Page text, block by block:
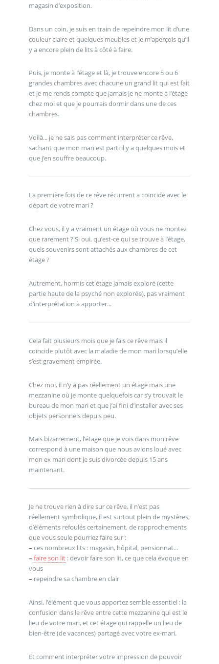
magasin d’exposition.
Dans un coin, je suis en train de repeindre mon lit d’une
couleur claire et quelques meubles et je m’aperçois qu’il
y a encore plein de lits à côté à faire.
Puis, je monte à l’étage et là, je trouve encore 5 ou 6
grandes chambres avec chacune un grand lit qui est fait
et je me rends compte que jamais je ne monte à l’étage
chez moi et que je pourrais dormir dans une de ces
chambres.
Voilà... je ne sais pas comment interpréter ce rêve,
sachant que mon mari est parti il y a quelques mois et
que j’en souffre beaucoup.
La première fois de ce rêve récurrent a coïncidé avec le
départ de votre mari ?
Chez vous, il y a vraiment un étage où vous ne montez
que rarement ? Si oui, qu’est-ce qui se trouve à l’étage,
quels souvenirs sont attachés aux chambres de cet
étage ?
Autrement, hormis cet étage jamais exploré (cette
partie haute de la psyché non explorée), pas vraiment
d’interprétation à apporter...
Cela fait plusieurs mois que je fais ce rêve mais il
coïncide plutôt avec la maladie de mon mari lorsqu’elle
s’est gravement empirée.
Chez moi, il n’y a pas réellement un étage mais une
mezzanine où je monte quelquefois car s’y trouvait le
bureau de mon mari et que j’ai fini d’installer avec ses
objets personnels depuis peu.
Mais bizarrement, l’étage que je vois dans mon rêve
correspond à une maison que nous avions loué avec
mon ex mari dont je suis divorcée depuis 15 ans
maintenant.
Je ne trouve rien à dire sur ce rêve, il n’est pas
réellement symbolique, il est surtout plein de mystères,
d’éléments refoulés certainement, de rapprochements
que vous seule pourriez faire sur :
– ces nombreux lits : magasin, hôpital, pensionnat...
– faire son lit: devoir faire son lit, ce que cela évoque en
vous
– repeindre sa chambre en clair
Ainsi, l’élément que vous apportez semble essentiel : la
confusion dans le rêve entre cette mezzanine qui est le
lieu de votre mari, et cet étage qui rappelle un lieu de
bien-être (de vacances) partagé avec votre ex-mari.
Et comment interpréter votre impression de pouvoir